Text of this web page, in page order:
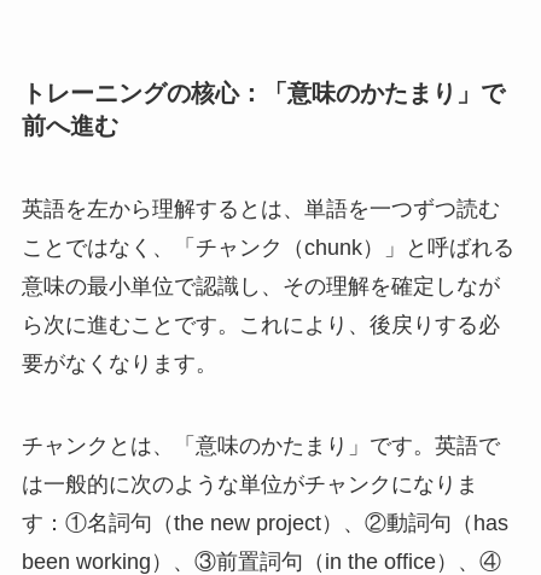
トレーニングの核心：「意味のかたまり」で
前へ進む
英語を左から理解するとは、単語を一つずつ読む
ことではなく、「チャンク（chunk）」と呼ばれる
意味の最小単位で認識し、その理解を確定しなが
ら次に進むことです。これにより、後戻りする必
要がなくなります。
チャンクとは、「意味のかたまり」です。英語で
は一般的に次のような単位がチャンクになりま
す：①名詞句（the new project）、②動詞句（has
been working）、③前置詞句（in the office）、④